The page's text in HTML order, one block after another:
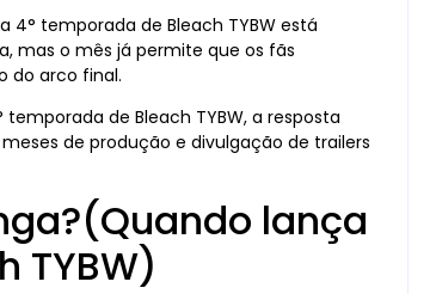
4° temporada de Bleach TYBW está
mas o mês já permite que os fãs
do arco final.
de Bleach TYBW, a resposta
de produção e divulgação de trailers
lança
TYBW)